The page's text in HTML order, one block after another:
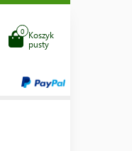
Koszyk
pusty
0